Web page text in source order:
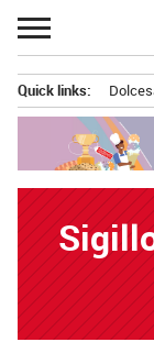
Passa
al
principale
Quick links: